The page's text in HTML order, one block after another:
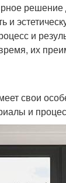
и
их
свои
и